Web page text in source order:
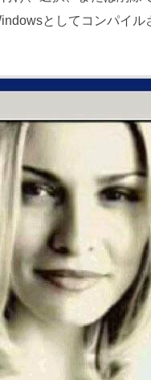
としてコンパイ